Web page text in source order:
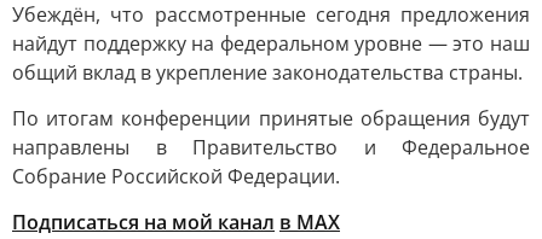
Убеждён, что рассмотренные сегодня предложения
найдут поддержку на федеральном уровне — это наш
общий вклад в укрепление законодательства страны.
По итогам конференции принятые обращения будут
направлены в Правительство и Федеральное
Собрание Российской Федерации.
Подписаться на мой канал в MAX